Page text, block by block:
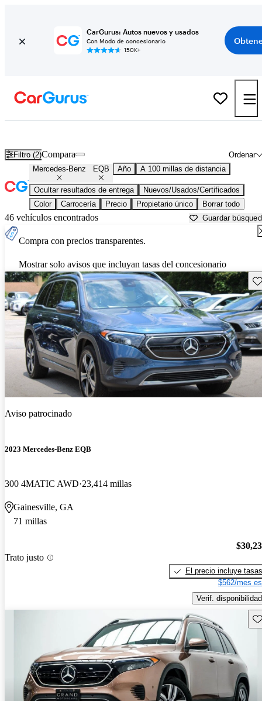
CarGurus: Autos nuevos y usados
Con Modo de concesionario
150K+
Filtro (2) Ordenar
Compara
Mercedes-Benz EQB Año A 100 millas de distancia
Ocultar resultados de entrega
Nuevos/Usados/Certificados
Color
Carrocería Precio Propietario único Borrar todo
46 vehículos encontrados Guardar
Compra con precios transparentes.
Mostrar solo avisos que incluyan tasas del concesionario
Aviso patrocinado
2023 Mercedes-Benz EQB
300 4MATIC AWD 23,414 millas
Gainesville, GA
71 millas
Trato justo
El precio incluye tasas
$562/mes
Verif. disponibilidad